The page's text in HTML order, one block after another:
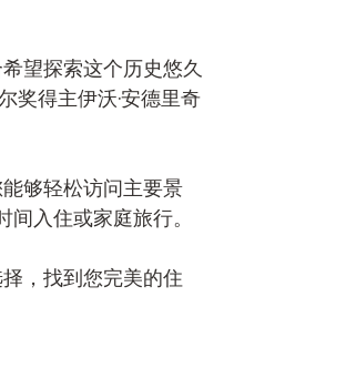
望探索这个历史悠久
奖得主伊沃·安德里奇
够轻松访问主要景
入住或家庭旅行。
，找到您完美的住